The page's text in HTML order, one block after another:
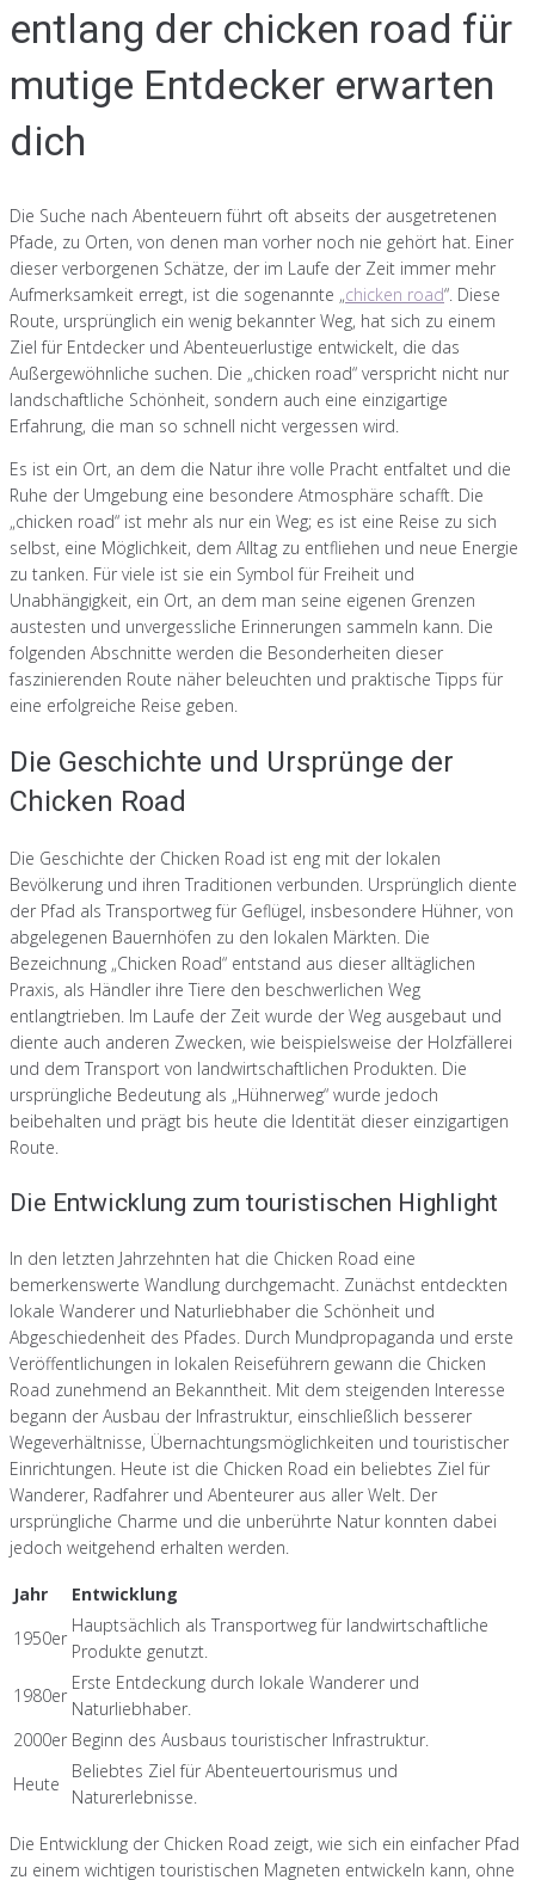
entlang der chicken road für
mutige Entdecker erwarten
dich
Die Suche nach Abenteuern führt oft abseits der ausgetretenen
Pfade, zu Orten, von denen man vorher noch nie gehört hat. Einer
dieser verborgenen Schätze, der im Laufe der Zeit immer mehr
Aufmerksamkeit erregt, ist die sogenannte „chicken road“. Diese
Route, ursprünglich ein wenig bekannter Weg, hat sich zu einem
Ziel für Entdecker und Abenteuerlustige entwickelt, die das
Außergewöhnliche suchen. Die „chicken road“ verspricht nicht nur
landschaftliche Schönheit, sondern auch eine einzigartige
Erfahrung, die man so schnell nicht vergessen wird.
Es ist ein Ort, an dem die Natur ihre volle Pracht entfaltet und die
Ruhe der Umgebung eine besondere Atmosphäre schafft. Die
„chicken road“ ist mehr als nur ein Weg; es ist eine Reise zu sich
selbst, eine Möglichkeit, dem Alltag zu entfliehen und neue Energie
zu tanken. Für viele ist sie ein Symbol für Freiheit und
Unabhängigkeit, ein Ort, an dem man seine eigenen Grenzen
austesten und unvergessliche Erinnerungen sammeln kann. Die
folgenden Abschnitte werden die Besonderheiten dieser
faszinierenden Route näher beleuchten und praktische Tipps für
eine erfolgreiche Reise geben.
Die Geschichte und Ursprünge der
Chicken Road
Die Geschichte der Chicken Road ist eng mit der lokalen
Bevölkerung und ihren Traditionen verbunden. Ursprünglich diente
der Pfad als Transportweg für Geflügel, insbesondere Hühner, von
abgelegenen Bauernhöfen zu den lokalen Märkten. Die
Bezeichnung „Chicken Road“ entstand aus dieser alltäglichen
Praxis, als Händler ihre Tiere den beschwerlichen Weg
entlangtrieben. Im Laufe der Zeit wurde der Weg ausgebaut und
diente auch anderen Zwecken, wie beispielsweise der Holzfällerei
und dem Transport von landwirtschaftlichen Produkten. Die
ursprüngliche Bedeutung als „Hühnerweg“ wurde jedoch
beibehalten und prägt bis heute die Identität dieser einzigartigen
Route.
Die Entwicklung zum touristischen Highlight
In den letzten Jahrzehnten hat die Chicken Road eine
bemerkenswerte Wandlung durchgemacht. Zunächst entdeckten
lokale Wanderer und Naturliebhaber die Schönheit und
Abgeschiedenheit des Pfades. Durch Mundpropaganda und erste
Veröffentlichungen in lokalen Reiseführern gewann die Chicken
Road zunehmend an Bekanntheit. Mit dem steigenden Interesse
begann der Ausbau der Infrastruktur, einschließlich besserer
Wegeverhältnisse, Übernachtungsmöglichkeiten und touristischer
Einrichtungen. Heute ist die Chicken Road ein beliebtes Ziel für
Wanderer, Radfahrer und Abenteurer aus aller Welt. Der
ursprüngliche Charme und die unberührte Natur konnten dabei
jedoch weitgehend erhalten werden.
Jahr
Entwicklung
1950er
Hauptsächlich als Transportweg für landwirtschaftliche
Produkte genutzt.
1980er
Erste Entdeckung durch lokale Wanderer und
Naturliebhaber.
2000er Beginn des Ausbaus touristischer Infrastruktur.
Heute
Beliebtes Ziel für Abenteuertourismus und
Naturerlebnisse.
Die Entwicklung der Chicken Road zeigt, wie sich ein einfacher Pfad
zu einem wichtigen touristischen Magneten entwickeln kann, ohne